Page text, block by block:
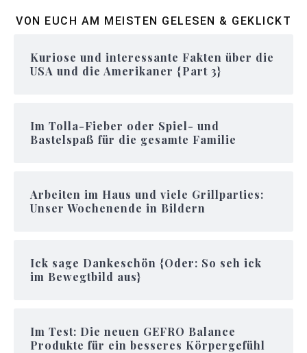
VON EUCH AM MEISTEN GELESEN & GEKLICKT
Kuriose und interessante Fakten über die
USA und die Amerikaner {Part 3}
Im Tolla-Fieber oder Spiel- und
Bastelspaß für die gesamte Familie
Arbeiten im Haus und viele Grillparties:
Unser Wochenende in Bildern
Ick sage Dankeschön {Oder: So seh ick
im Bewegtbild aus}
Im Test: Die neuen GEFRO Balance
Produkte für ein besseres Körpergefühl